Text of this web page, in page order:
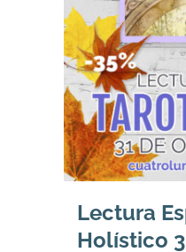
Lectura
Holístico